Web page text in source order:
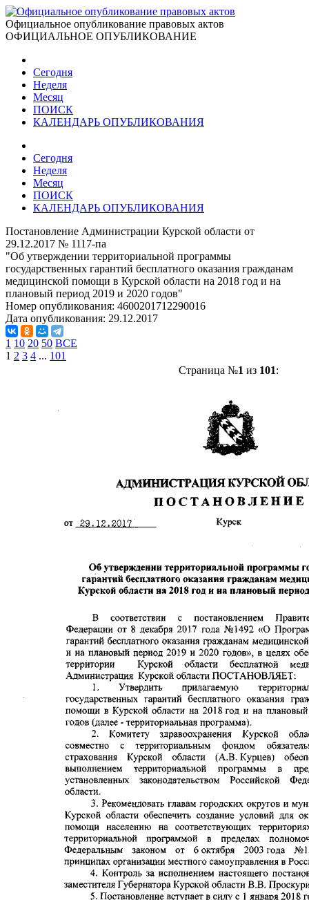
Официальное опубликование правовых актов
ОФИЦИАЛЬНОЕ ОПУБЛИКОВАНИЕ
Сегодня
Неделя
Месяц
ПОИСК
КАЛЕНДАРЬ ОПУБЛИКОВАНИЯ
Сегодня
Неделя
Месяц
ПОИСК
КАЛЕНДАРЬ ОПУБЛИКОВАНИЯ
Постановление Администрации Курской области от
29.12.2017 № 1117-па
"Об утверждении территориальной программы
государственных гарантий бесплатного оказания гражданам
медицинской помощи в Курской области на 2018 год и на
плановый период 2019 и 2020 годов"
Номер опубликования: 4600201712290016
Дата опубликования: 29.12.2017
1 10 20 50 ВСЕ
1 2 3 4 ... 101
Страница №1 из 101: